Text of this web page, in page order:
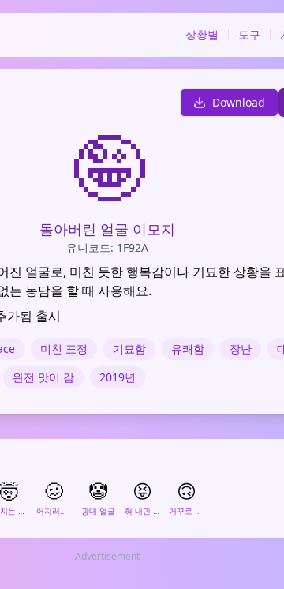
상황별 도구
Download
🤪
돌아버린 얼굴 이모지
유니코드: 1F92A
진 얼굴로, 미친 듯한 행복감이나 기묘한 상황을
는 농담을 할 때 사용해요.
가됨 출시
미친 표정 기묘함 유쾌함 장난
완전 맛이 감 2019년
🤯
터지는 머리
🥴
어지러운 얼굴
🤡
광대 얼굴
😝
혀 내민 얼굴
🙃
거꾸로 된 얼굴
Advertisement